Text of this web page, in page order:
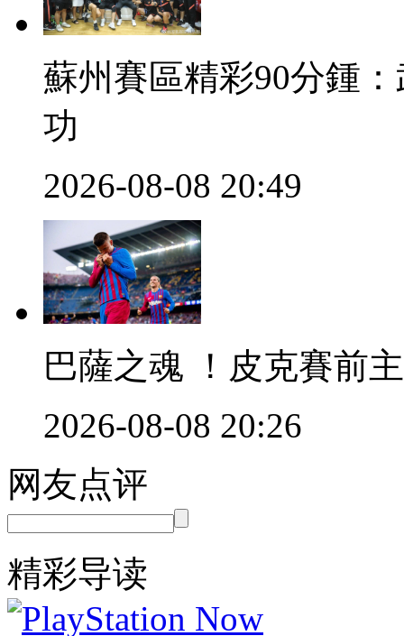
蘇州賽區精彩90分鍾
功
2026-08-08 20:49
巴薩之魂 ！皮克賽
2026-08-08 20:26
网友点评
精彩导读